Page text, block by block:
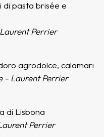
di pasta brisée e
Perrier
agrodolce, calamari
- Laurent Perrier
di Lisbona
Perrier